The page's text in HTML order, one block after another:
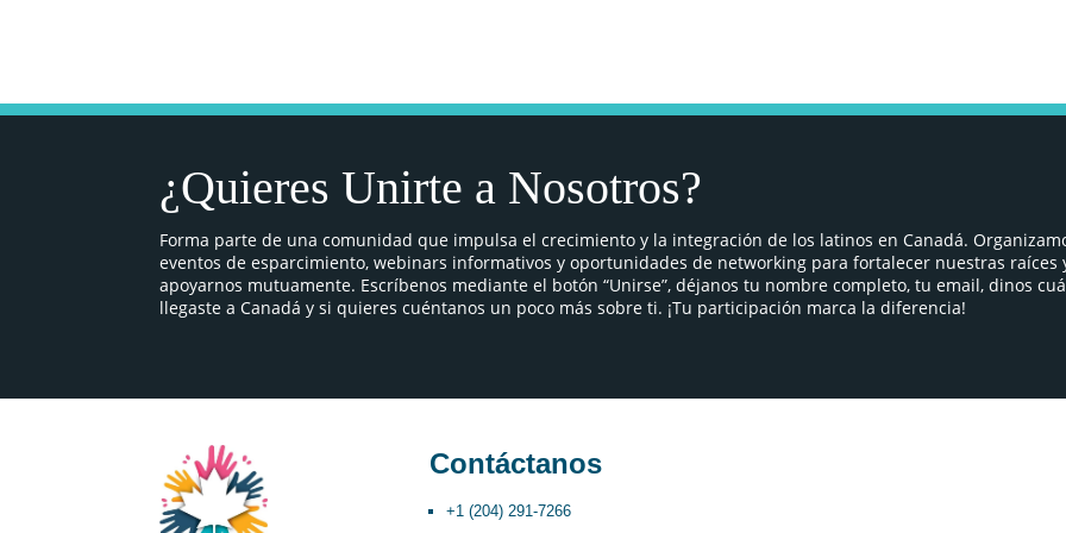
¿Quieres Unirte a Nosotros?
Forma parte de una comunidad que impulsa el crecimiento y la integración de los latinos en Canadá.
eventos de esparcimiento, webinars informativos y oportunidades de networking para fortalecer nuestras raíces
apoyarnos mutuamente. Escríbenos mediante el botón “Unirse”, déjanos tu nombre completo, tu email, dinos
llegaste a Canadá y si quieres cuéntanos un poco más sobre ti. ¡Tu participación marca la diferencia!
Contáctanos
+1 (204) 291-7266